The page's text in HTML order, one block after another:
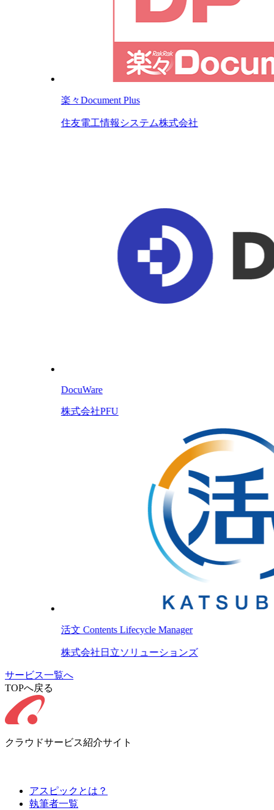
楽々Document Plus
住友電工情報システム株式会社
DocuWare
株式会社PFU
活文 Contents Lifecycle Manager
株式会社日立ソリューションズ
サービス一覧へ
TOPへ戻る
クラウドサービス紹介サイト
アスピックとは？
執筆者一覧